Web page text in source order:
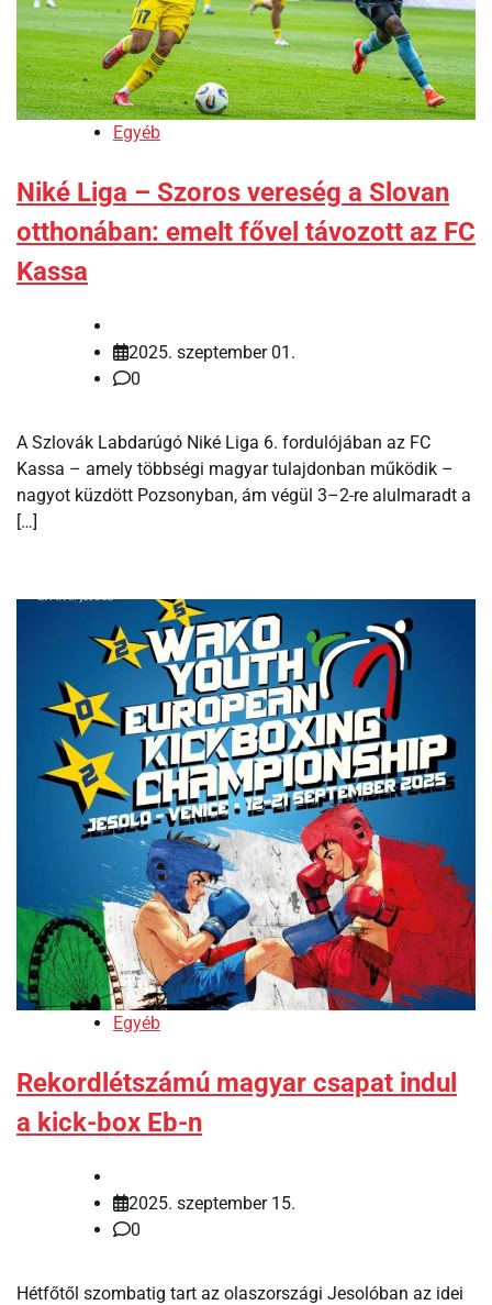
Egyéb
Niké Liga – Szoros vereség a Slovan
otthonában: emelt fővel távozott az FC
Kassa
2025. szeptember 01.
0
A Szlovák Labdarúgó Niké Liga 6. fordulójában az FC
Kassa – amely többségi magyar tulajdonban működik –
nagyot küzdött Pozsonyban, ám végül 3–2-re alulmaradt a
[…]
Egyéb
Rekordlétszámú magyar csapat indul
a kick-box Eb-n
2025. szeptember 15.
0
Hétfőtől szombatig tart az olaszországi Jesolóban az idei